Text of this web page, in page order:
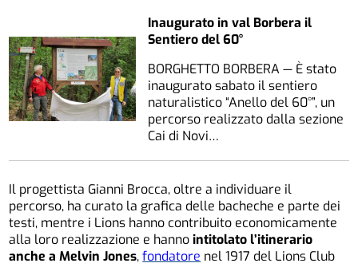
Inaugurato in val Borbera il
Sentiero del 60°
BORGHETTO BORBERA — È stato
inaugurato sabato il sentiero
naturalistico “Anello del 60°”, un
percorso realizzato dalla sezione
Cai di Novi…
Il progettista Gianni Brocca, oltre a individuare il
percorso, ha curato la grafica delle bacheche e parte dei
testi, mentre i Lions hanno contribuito economicamente
alla loro realizzazione e hannointitolato l’itinerario
anche a Melvin Jones,fondatore nel 1917 del Lions Club